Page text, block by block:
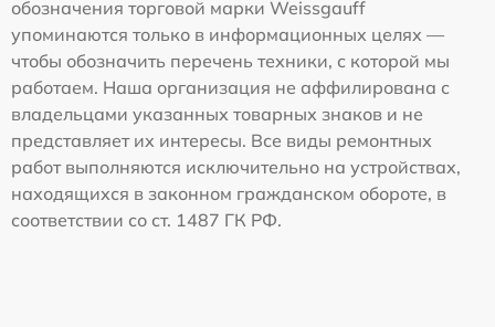
обозначения торговой марки Weissgauff
упоминаются только в информационных целях —
чтобы обозначить перечень техники, с которой мы
работаем. Наша организация не аффилирована с
владельцами указанных товарных знаков и не
представляет их интересы. Все виды ремонтных
работ выполняются исключительно на устройствах,
находящихся в законном гражданском обороте, в
соответствии со ст. 1487 ГК РФ.